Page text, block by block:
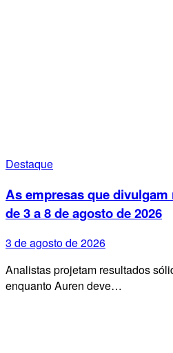
Destaque
As empresas que
de 3 a 8 de agosto de 2026
3 de agosto de 2026
Analistas projetam resultados
enquanto Auren deve…